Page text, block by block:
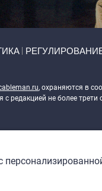
, охраняются в
редакцией не более